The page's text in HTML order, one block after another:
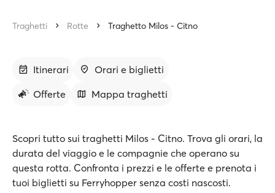
Traghetti Rotte Traghetto Milos - Citno
Itinerari
Orari e biglietti
Offerte
Mappa traghetti
Scopri tutto sui traghetti Milos - Citno. Trova gli orari, la
durata del viaggio e le compagnie che operano su
questa rotta. Confronta i prezzi e le offerte e prenota i
tuoi biglietti su Ferryhopper senza costi nascosti.